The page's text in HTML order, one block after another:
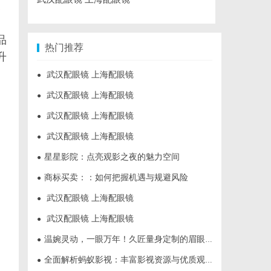
热门推荐
● 武汉配眼镜 上海配眼镜
● 武汉配眼镜 上海配眼镜
● 武汉配眼镜 上海配眼镜
● 武汉配眼镜 上海配眼镜
● 星星影院：点亮观影之夜的魅力空间
● 商标买卖：：如何把握机遇与规避风险
● 武汉配眼镜 上海配眼镜
● 武汉配眼镜 上海配眼镜
● 温婉灵动，一眼万年！久匠量身定制的眉眼唇，才是你整张脸的点睛之笔！淡颜系女生的气质加分项
● 全面解析蚂蚁影视：丰富影视资源与优质观影体验的新时代平台